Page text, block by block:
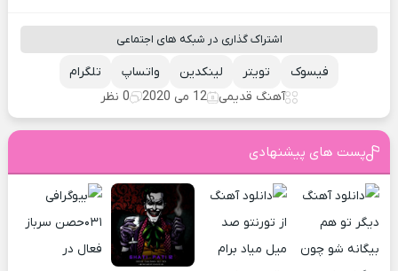
اشتراک گذاری در شبکه های اجتماعی
تلگرام واتساپ لینکدین تویتر
فیسوک
آهنگ قدیمی
12 می 2020 0 نظر
پست های پیشنهادی